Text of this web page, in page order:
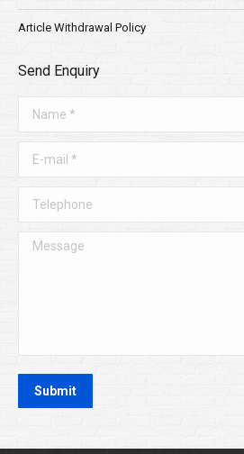
Article Withdrawal Policy
Send Enquiry
Message
Submit